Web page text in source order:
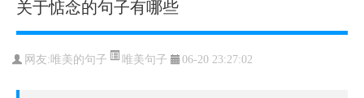
关于惦念的句子有哪些
网友: 唯美的句子 唯美句子 06-20 23:27:02